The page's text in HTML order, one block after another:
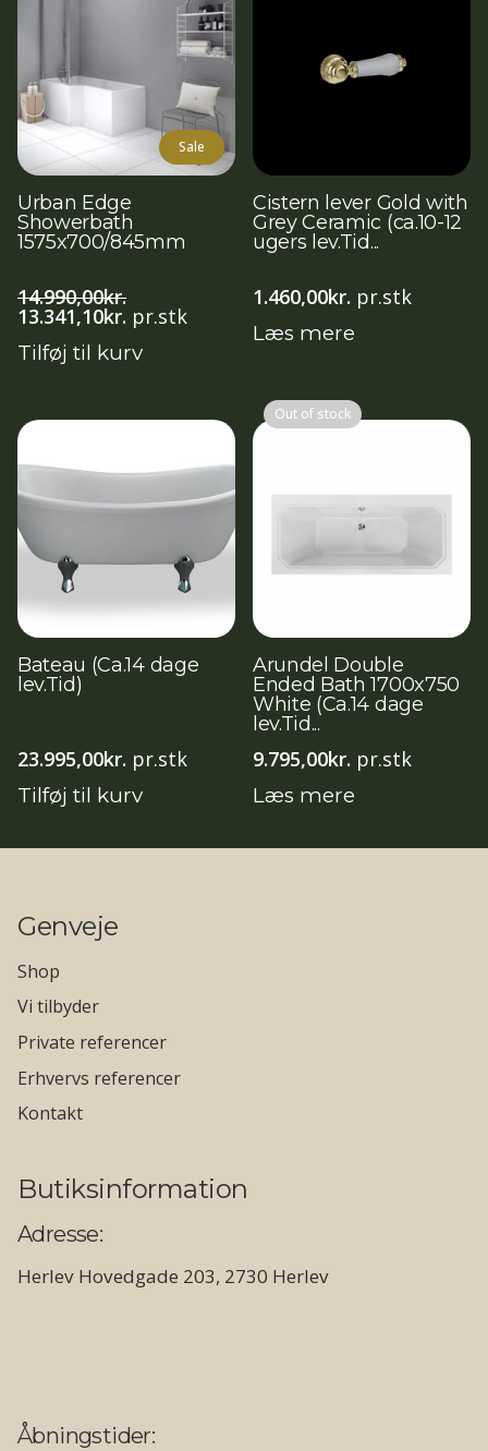
Sale
Urban Edge
Showerbath
1575x700/845mm
14.990,00kr.
Den
pris
13.341,10kr. Den
aktuelle
pris
pr.stk
Tilføj til kurv
Cistern lever Gold with
Grey Ceramic (ca.10-12
ugers lev.Tid...
1.460,00kr. pr.stk
Læs mere
Bateau (Ca.14 dage
lev.Tid)
23.995,00kr. pr.stk
Tilføj til kurv
Out of stock
Arundel Double
Ended Bath 1700x750
White (Ca.14 dage
lev.Tid...
9.795,00kr. pr.stk
Læs mere
Genveje
Shop
Vi tilbyder
Private referencer
Erhvervs referencer
Kontakt
Butiksinformation
Adresse:
Herlev Hovedgade 203, 2730 Herlev
Åbningstider: